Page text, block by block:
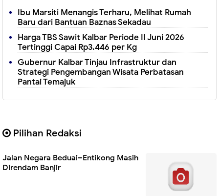
Ibu Marsiti Menangis Terharu, Melihat Rumah
Baru dari Bantuan Baznas Sekadau
Harga TBS Sawit Kalbar Periode II Juni 2026
Tertinggi Capai Rp3.446 per Kg
Gubernur Kalbar Tinjau Infrastruktur dan
Strategi Pengembangan Wisata Perbatasan
Pantai Temajuk
Pilihan Redaksi
Jalan Negara Beduai–Entikong Masih
Direndam Banjir